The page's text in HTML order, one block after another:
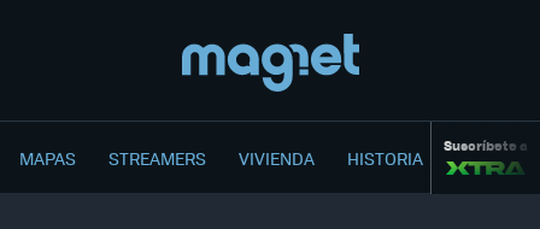
MAPAS STREAMERS VIVIENDA HISTORIA Suscríbete a